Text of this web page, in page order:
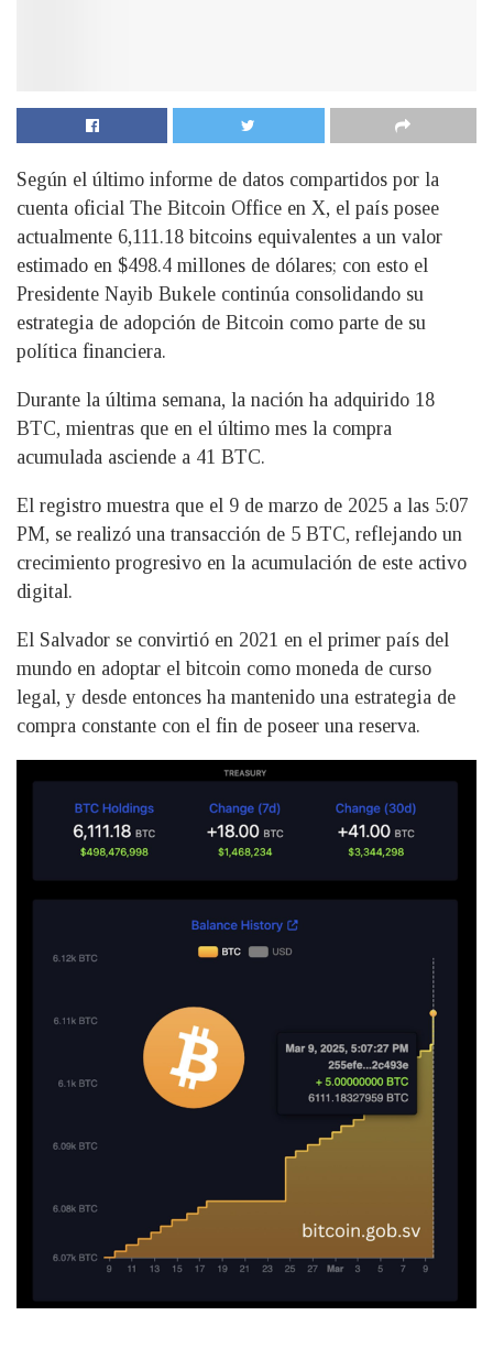
Según el último informe de datos compartidos por la
cuenta oficial The Bitcoin Office en X, el país posee
actualmente 6,111.18 bitcoins equivalentes a un valor
estimado en $498.4 millones de dólares; con esto el
Presidente Nayib Bukele continúa consolidando su
estrategia de adopción de Bitcoin como parte de su
política financiera.
Durante la última semana, la nación ha adquirido 18
BTC, mientras que en el último mes la compra
acumulada asciende a 41 BTC.
El registro muestra que el 9 de marzo de 2025 a las 5:07
PM, se realizó una transacción de 5 BTC, reflejando un
crecimiento progresivo en la acumulación de este activo
digital.
El Salvador se convirtió en 2021 en el primer país del
mundo en adoptar el bitcoin como moneda de curso
legal, y desde entonces ha mantenido una estrategia de
compra constante con el fin de poseer una reserva.